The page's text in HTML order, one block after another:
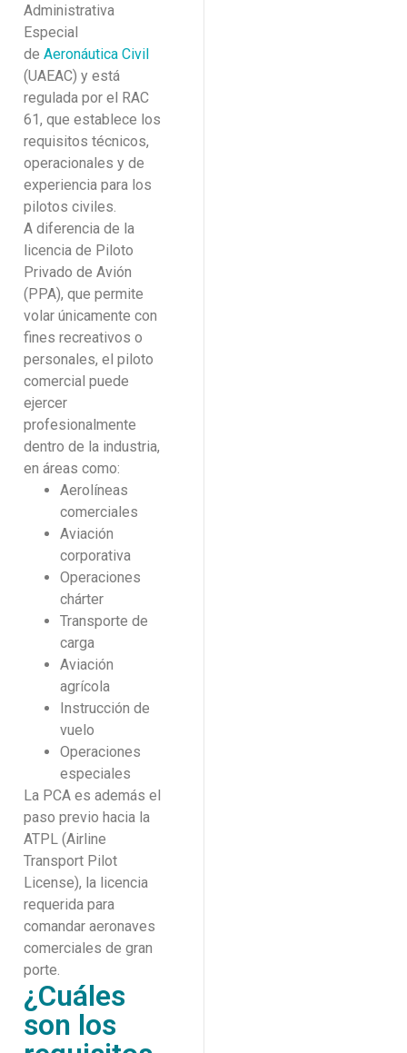
Administrativa
Especial
de Aeronáutica Civil
(UAEAC) y está
regulada por el RAC
61, que establece los
requisitos técnicos,
operacionales y de
experiencia para los
pilotos civiles.
A diferencia de la
licencia de Piloto
Privado de Avión
(PPA), que permite
volar únicamente con
fines recreativos o
personales, el piloto
comercial puede
ejercer
profesionalmente
dentro de la industria,
en áreas como:
Aerolíneas
comerciales
Aviación
corporativa
Operaciones
chárter
Transporte de
carga
Aviación
agrícola
Instrucción de
vuelo
Operaciones
especiales
La PCA es además el
paso previo hacia la
ATPL (Airline
Transport Pilot
License), la licencia
requerida para
comandar aeronaves
comerciales de gran
porte.
¿Cuáles
son los